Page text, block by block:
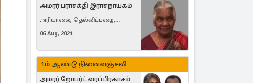
அமரர் பராசக்தி இராசநாயகம்
அரியாலை, தெல்லிப்பழை,
Montreal, Canada
06 Aug, 2021
1ம் ஆண்டு நினைவஞ்சலி
அமரர் றோபர்ட் வரப்பிரகாசம்